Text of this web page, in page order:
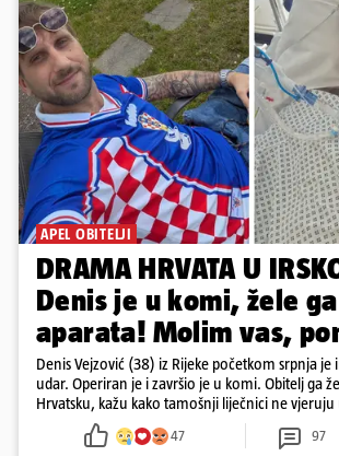
APEL OBITELJI
DRAMA HRVATA U
Denis je u komi, žele
aparata! Molim vas,
Denis Vejzović (38) iz Rijeke početkom srpnja
udar. Operiran je i završio je u komi. Obitelj ga
Hrvatsku, kažu kako tamošnji liječnici ne
'Imamo 72 sata'
47 97